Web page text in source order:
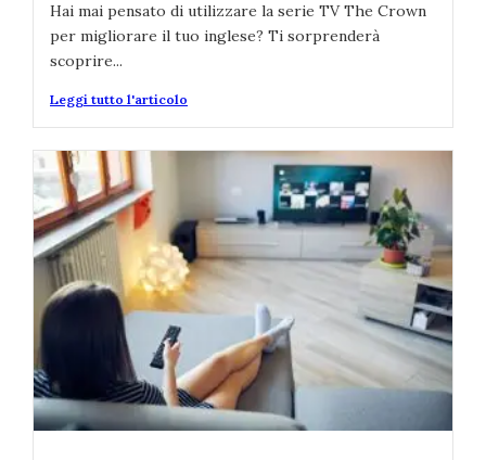
Hai mai pensato di utilizzare la serie TV The Crown
per migliorare il tuo inglese? Ti sorprenderà
scoprire...
Leggi tutto l'articolo